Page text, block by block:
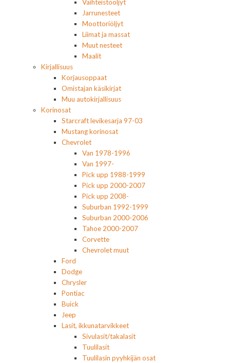
Vaihteistoöljyt
Jarrunesteet
Moottoriöljyt
Liimat ja massat
Muut nesteet
Maalit
Kirjallisuus
Korjausoppaat
Omistajan käsikirjat
Muu autokirjallisuus
Korinosat
Starcraft levikesarja 97-03
Mustang korinosat
Chevrolet
Van 1978-1996
Van 1997-
Pick upp 1988-1999
Pick upp 2000-2007
Pick upp 2008-
Suburban 1992-1999
Suburban 2000-2006
Tahoe 2000-2007
Corvette
Chevrolet muut
Ford
Dodge
Chrysler
Pontiac
Buick
Jeep
Lasit, ikkunatarvikkeet
Sivulasit/takalasit
Tuulilasit
Tuulilasin pyyhkijän osat